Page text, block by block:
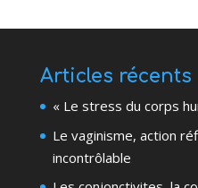
Articles récents
« Le stress du corps
Le vaginisme, action
incontrôlable